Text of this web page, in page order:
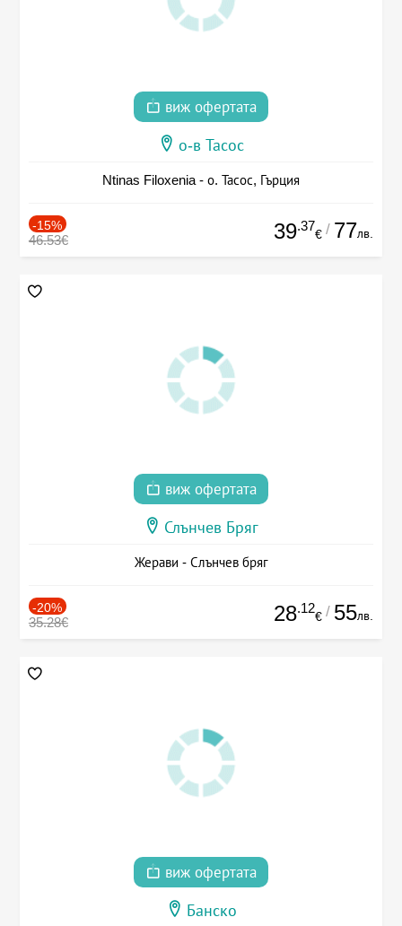
виж офертата
о-в Тасос
Ntinas Filoxenia - о. Тасос, Гърция
-15%
46.53€ 39.37
€ / 77лв.
виж офертата
Слънчев Бряг
Жерави - Слънчев бряг
-20%
35.28€ 28.12
€ / 55лв.
виж офертата
Банско